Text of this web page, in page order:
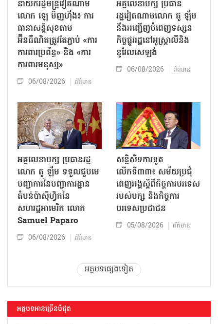
នាយករដ្ឋមន្ត្រីវៀតណាម
លោក ឡេ មិញហ៊ឹង៖ ការ
ធានាសន្តិសុខតាម
អ៊ីនធឺណិតត្រូវតែភ្ជាប់ «ការ
ការពារប្រព័ន្ធ» និង «ការ
ការពារមនុស្ស»
06/08/2026 ព័ត៌មាន
អគ្គលេខាបក្ស ប្រធាន
រដ្ឋវៀតណាមលោក តូ ឡឹម
នឹងអញ្ជើញបំពេញទស្សន
កិច្ចផ្លូវរដ្ឋនៅអូស្ត្រាលីនិង
នូវែលសេឡង់
06/08/2026 ព័ត៌មាន
អគ្គលេខាបក្ស ប្រធានរដ្ឋ
លោក តូ ឡឹម ទទួលជួបមេ
បញ្ជាការនៃបញ្ជាការដ្ឋាន
តំបន់ប៉ាស៊ីហ្វិកនៃ
សហរដ្ឋអាមេរិក លោក
Samuel Paparo
06/08/2026 ព័ត៌មាន
សន្និសីទការទូត
លើកទី៣៣៖ សម័យប្រជុំ
ពេញអង្គស្តីពីកិច្ច​ការបរទេស
របស់​បក្ស និងកិច្ច​ការ
បរទេសប្រជាជន
05/08/2026 ព័ត៌មាន
អត្ថបទផ្សេងទៀត
អត្ថបទអានច្រើនបំផុត